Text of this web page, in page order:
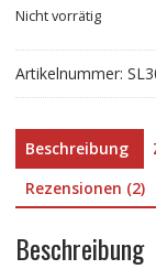
Nicht vorrätig
Artikelnummer:
Beschreibung
Rezensionen (2)
Beschreibung